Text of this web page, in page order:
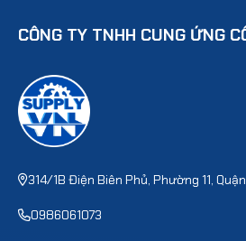
CÔNG TY TNHH CUNG ỨNG
314/1B Điện Biên Phủ, Phường 11,
0986061073